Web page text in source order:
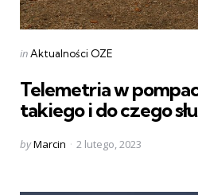
Categories
Posted
inAktualności OZE
Telemetria w
takiego i do czego
Posted
byMarcin 2 lutego, 2023